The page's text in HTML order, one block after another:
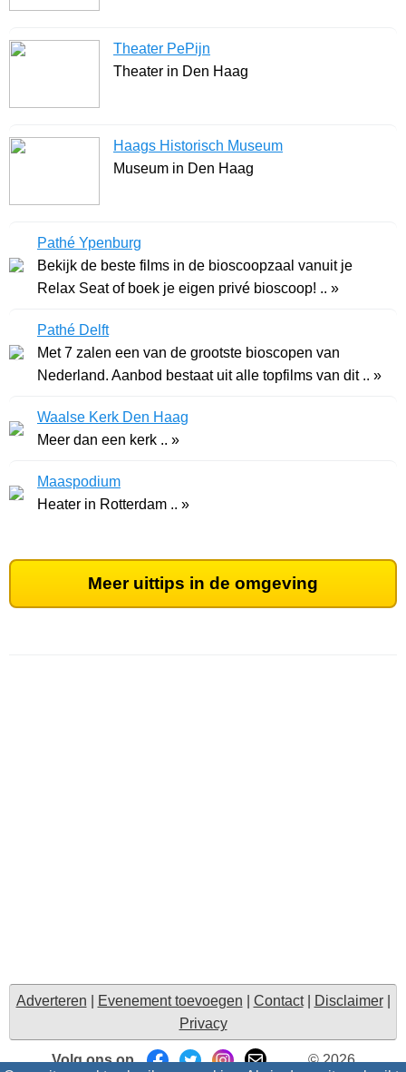
Theater PePijn
Theater in Den Haag
Haags Historisch Museum
Museum in Den Haag
Pathé Ypenburg
Bekijk de beste films in de bioscoopzaal vanuit je
Relax Seat of boek je eigen privé bioscoop! .. »
Pathé Delft
Met 7 zalen een van de grootste bioscopen van
Nederland. Aanbod bestaat uit alle topfilms van dit .. »
Waalse Kerk Den Haag
Meer dan een kerk .. »
Maaspodium
Heater in Rotterdam .. »
Meer uittips in de omgeving
Adverteren Evenement toevoegen Contact| Disclaimer|
Privacy
Volg ons op © 2026